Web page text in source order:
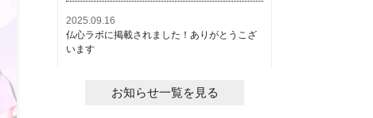
2025.09.16
仏心ラボに掲載されました！ありがとうこざ
います
お知らせ一覧を見る